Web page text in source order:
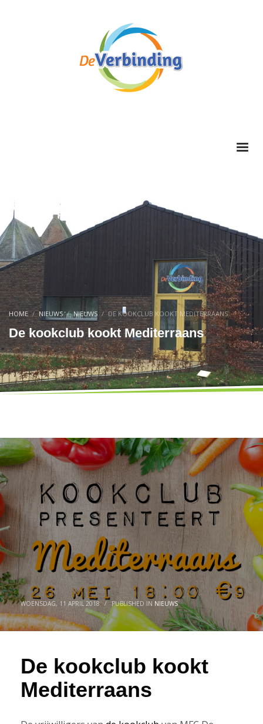
HOME NIEUWS NIEUWS DE KOOKCLUB KOOKT MEDITERRAANS
De kookclub kookt Mediterraans
WOENSDAG, 11 APRIL 2018 / PUBLISHED IN NIEUWS
De kookclub kookt
Mediterraans